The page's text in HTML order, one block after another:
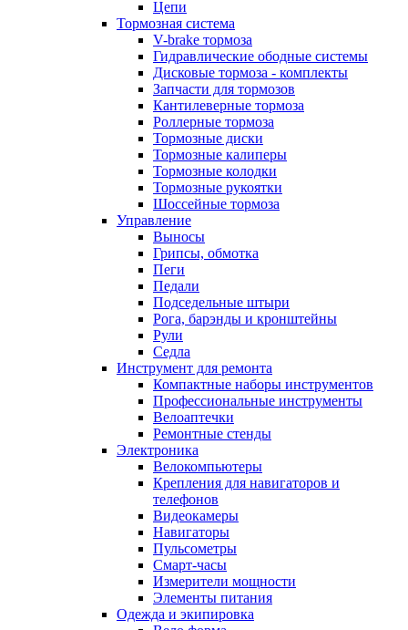
Цепи
Тормозная система
V-brake тормоза
Гидравлические ободные системы
Дисковые тормоза - комплекты
Запчасти для тормозов
Кантилеверные тормоза
Роллерные тормоза
Тормозные диски
Тормозные калиперы
Тормозные колодки
Тормозные рукоятки
Шоссейные тормоза
Управление
Выносы
Грипсы, обмотка
Пеги
Педали
Подседельные штыри
Рога, барэнды и кронштейны
Рули
Седла
Инструмент для ремонта
Компактные наборы инструментов
Профессиональные инструменты
Велоаптечки
Ремонтные стенды
Электроника
Велокомпьютеры
Крепления для навигаторов и
телефонов
Видеокамеры
Навигаторы
Пульсометры
Смарт-часы
Измерители мощности
Элементы питания
Одежда и экипировка